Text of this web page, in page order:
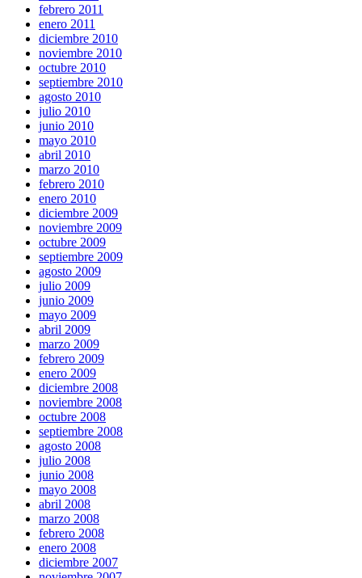
febrero 2011
enero 2011
diciembre 2010
noviembre 2010
octubre 2010
septiembre 2010
agosto 2010
julio 2010
junio 2010
mayo 2010
abril 2010
marzo 2010
febrero 2010
enero 2010
diciembre 2009
noviembre 2009
octubre 2009
septiembre 2009
agosto 2009
julio 2009
junio 2009
mayo 2009
abril 2009
marzo 2009
febrero 2009
enero 2009
diciembre 2008
noviembre 2008
octubre 2008
septiembre 2008
agosto 2008
julio 2008
junio 2008
mayo 2008
abril 2008
marzo 2008
febrero 2008
enero 2008
diciembre 2007